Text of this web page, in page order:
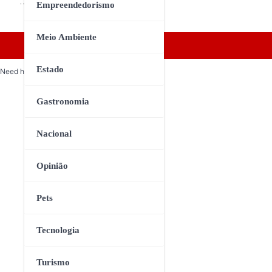
Empreendedorismo
Meio Ambiente
Estado
Gastronomia
Nacional
Opinião
Pets
Tecnologia
Turismo
Need help? Our team is just a message away